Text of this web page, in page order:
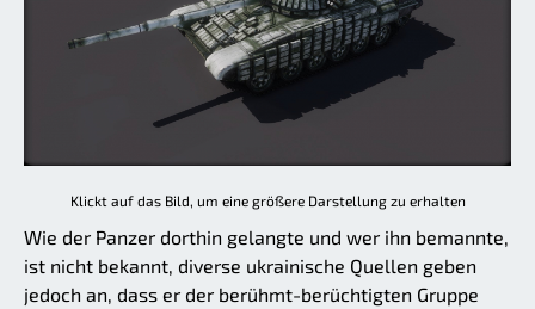
Klickt auf das Bild, um eine größere Darstellung zu erhalten
Wie der Panzer dorthin gelangte und wer ihn bemannte,
ist nicht bekannt, diverse ukrainische Quellen geben
jedoch an, dass er der berühmt-berüchtigten Gruppe